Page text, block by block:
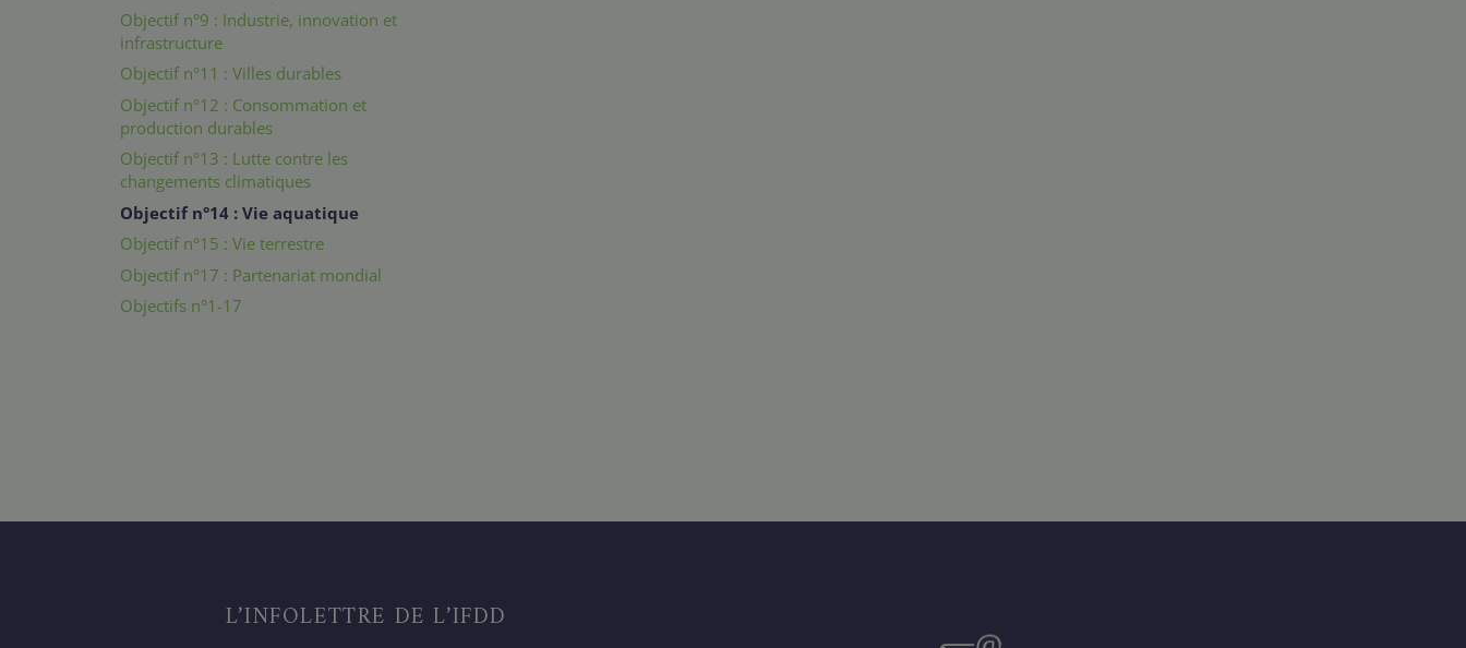
Objectif n°9 : Industrie, innovation et
infrastructure
Objectif n°11 : Villes durables
Objectif n°12 : Consommation et
production durables
Objectif n°13 : Lutte contre les
changements climatiques
Objectif n°14 : Vie aquatique
Objectif n°15 : Vie terrestre
Objectif n°17 : Partenariat mondial
Objectifs n°1-17
L’INFOLETTRE DE L’IFDD